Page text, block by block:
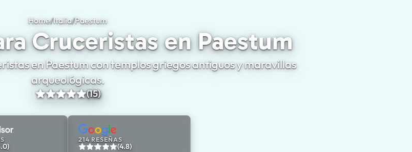
Home/Italia/PaestumExcursiones para Cruceristas en Paestum
Cruceristas en Paestum
en Paestum con templos griegos antiguos y maravillas
arqueológicas.
(15)
214 RESEÑAS
(4.8)